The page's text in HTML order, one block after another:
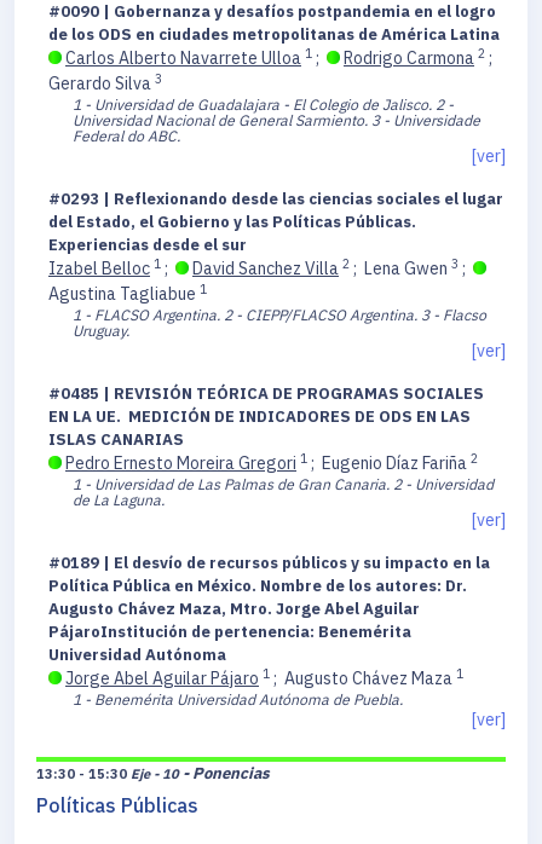
#0090 | Gobernanza y desafíos postpandemia en el logro
de los ODS en ciudades metropolitanas de América Latina
Carlos Alberto Navarrete Ulloa 1 ; Rodrigo Carmona 2 ;
Gerardo Silva 3
1 - Universidad de Guadalajara - El Colegio de Jalisco. 2 -
Universidad Nacional de General Sarmiento. 3 - Universidade
Federal do ABC.
[ver]
#0293 | Reflexionando desde las ciencias sociales el lugar
del Estado, el Gobierno y las Políticas Públicas.
Experiencias desde el sur
Izabel Belloc 1 ; David Sanchez Villa 2 ; Lena Gwen 3 ;
Agustina Tagliabue 1
1 - FLACSO Argentina. 2 - CIEPP/FLACSO Argentina. 3 - Flacso
Uruguay.
[ver]
#0485 | REVISIÓN TEÓRICA DE PROGRAMAS SOCIALES
EN LA UE. MEDICIÓN DE INDICADORES DE ODS EN LAS
ISLAS CANARIAS
Pedro Ernesto Moreira Gregori 1 ; Eugenio Díaz Fariña 2
1 - Universidad de Las Palmas de Gran Canaria. 2 - Universidad
de La Laguna.
[ver]
#0189 | El desvío de recursos públicos y su impacto en la
Política Pública en México. Nombre de los autores: Dr.
Augusto Chávez Maza, Mtro. Jorge Abel Aguilar
PájaroInstitución de pertenencia: Benemérita
Universidad Autónoma
Jorge Abel Aguilar Pájaro 1 ; Augusto Chávez Maza 1
1 - Benemérita Universidad Autónoma de Puebla.
[ver]
13:30 - 15:30 Eje - 10 - Ponencias
Políticas Públicas